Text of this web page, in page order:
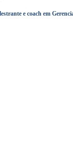
e coach em